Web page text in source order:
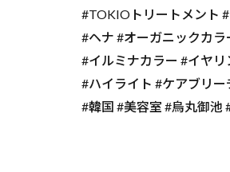
#TOKIOトリートメント
#ヘナ #オーガニックカラ
#イルミナカラー #イヤ
#ハイライト #ケアブリ
#韓国 #美容室 #烏丸御池